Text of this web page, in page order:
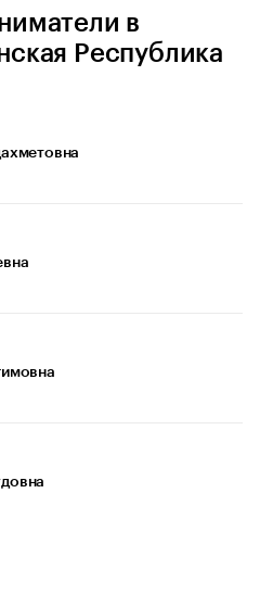
в
Республика